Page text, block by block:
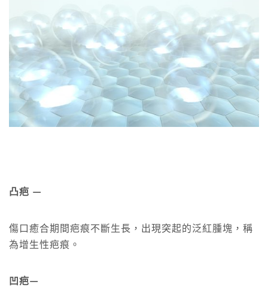
凸疤 —
傷口癒合期間疤痕不斷生長，出現突起的泛紅腫塊，稱
為增生性疤痕。
凹疤—